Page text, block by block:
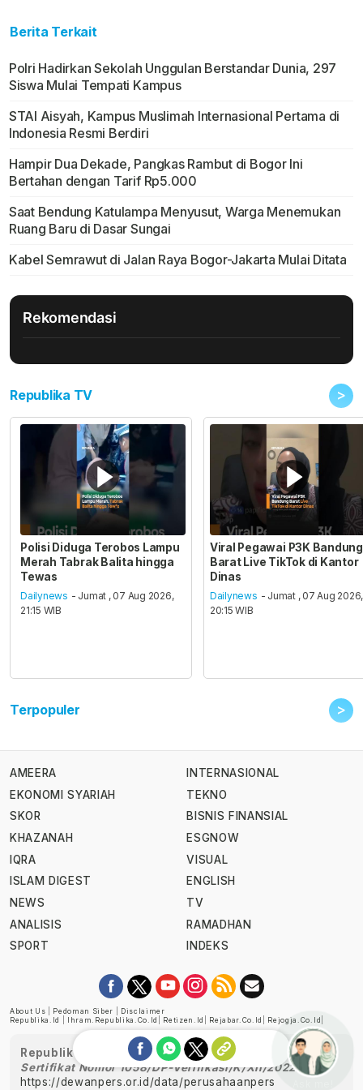
Berita Terkait
Polri Hadirkan Sekolah Unggulan Berstandar Dunia, 297
Siswa Mulai Tempati Kampus
STAI Aisyah, Kampus Muslimah Internasional Pertama di
Indonesia Resmi Berdiri
Hampir Dua Dekade, Pangkas Rambut di Bogor Ini
Bertahan dengan Tarif Rp5.000
Saat Bendung Katulampa Menyusut, Warga Menemukan
Ruang Baru di Dasar Sungai
Kabel Semrawut di Jalan Raya Bogor-Jakarta Mulai Ditata
Rekomendasi
Republika TV >
Polisi Diduga Terobos Lampu
Merah Tabrak Balita hingga
Tewas
Dailynews - Jumat , 07 Aug 2026,
21:15 WIB
Viral Pegawai P3K Bandung
Barat Live TikTok di Kantor
Dinas
Dailynews - Jumat , 07 Aug 2026,
20:15 WIB
Terpopuler >
AMEERA
EKONOMI SYARIAH
SKOR
KHAZANAH
IQRA
ISLAM DIGEST
NEWS
ANALISIS
SPORT
INTERNASIONAL
TEKNO
BISNIS FINANSIAL
ESGNOW
VISUAL
ENGLISH
TV
RAMADHAN
INDEKS
About Us Pedoman Siber
Disclaimer
Republika.id
Ihram.republika.co.id Retizen.id Rejabar.co.id Rejogja.co.id
Republika telah diverifikasi oleh Dewan Pers
Sertifikat Nomor 1058/DP-Verifikasi/K/XII/2022
https://dewanpers.or.id/data/perusahaanpers